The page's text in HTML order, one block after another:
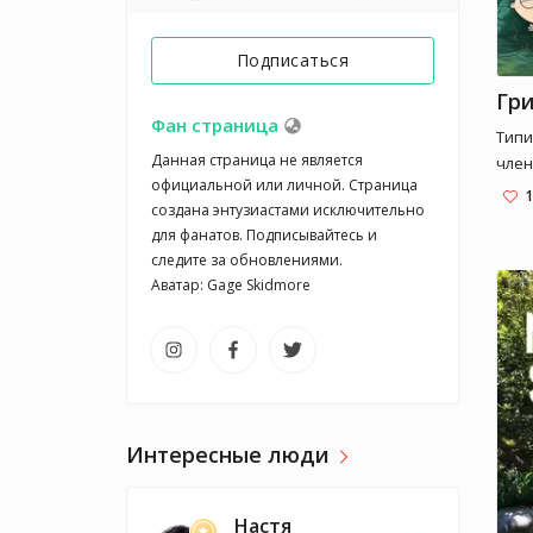
Подписаться
Фан страница
Данная страница не является
официальной или личной. Страница
создана энтузиастами исключительно
для фанатов. Подписывайтесь и
следите за обновлениями.
Аватар: Gage Skidmore
Интересные люди
Настя
Это
1